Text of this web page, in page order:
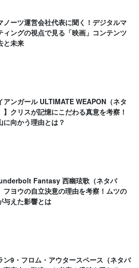
ノーツ運営会社代表に聞く！デジタルマ
ィングの視点で見る「映画」コンテンツ
と未来
アンガール ULTIMATE WEAPON（ネタ
】クリスが記憶にこだわる真意を考察！
に向かう理由とは？
Fantasy 西幽玹歌（ネタバ
フヨウの自立決意の理由を考察！ムツの
与えた影響とは
ン9・フロム・アウタースペース（ネタバ